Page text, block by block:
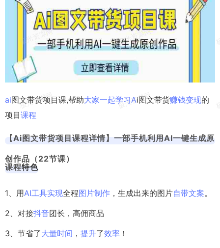
ai图文带货项目课,帮助大家一起学习Ai图文带货赚钱变现的
项目课程
【Ai图文带货项目课程详情】 一部手机利用AI一键生成原
创作品（22节课）
课程特色
1、用AI工具实现全程图片制作 ，生成出来的图片自带文案。
2、对接抖音团长，高佣商品
3、节省了大量时间 ， 提升了效率 ！